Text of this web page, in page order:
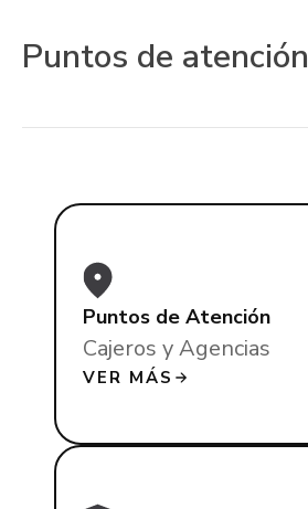
Puntos de atención
Puntos de Atención
Cajeros y Agencias
VER MÁS